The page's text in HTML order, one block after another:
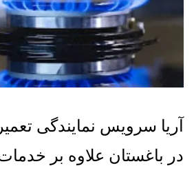
آریا سرویس نمایندگی
در باغستان علاوه بر